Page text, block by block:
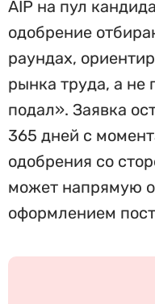
AIP на пул
одобрение
раундах,
рынка труда, а не
подал». Заявка
365 дней с
одобрения со
может напрямую
оформлением